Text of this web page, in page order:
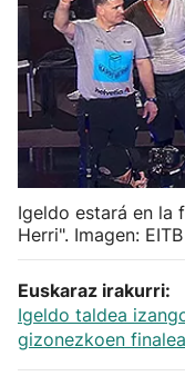
Kirolak 360
Atletismo
Carreras de
Más deportes
"Helmuga"
Igeldo estará en la
Herri". Imagen:
Euskaraz irakurri:
Igeldo taldea
gizonezkoen